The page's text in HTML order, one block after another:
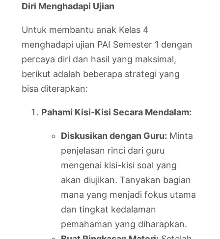
Diri Menghadapi Ujian
Untuk membantu anak Kelas 4
menghadapi ujian PAI Semester 1 dengan
percaya diri dan hasil yang maksimal,
berikut adalah beberapa strategi yang
bisa diterapkan:
Pahami Kisi-Kisi Secara Mendalam:
Diskusikan dengan Guru: Minta
penjelasan rinci dari guru
mengenai kisi-kisi soal yang
akan diujikan. Tanyakan bagian
mana yang menjadi fokus utama
dan tingkat kedalaman
pemahaman yang diharapkan.